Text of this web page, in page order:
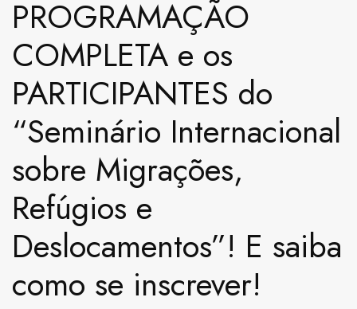
PROGRAMAÇÃO
COMPLETA e os
PARTICIPANTES do
“Seminário Internacional
sobre Migrações,
Refúgios e
Deslocamentos”! E saiba
como se inscrever!